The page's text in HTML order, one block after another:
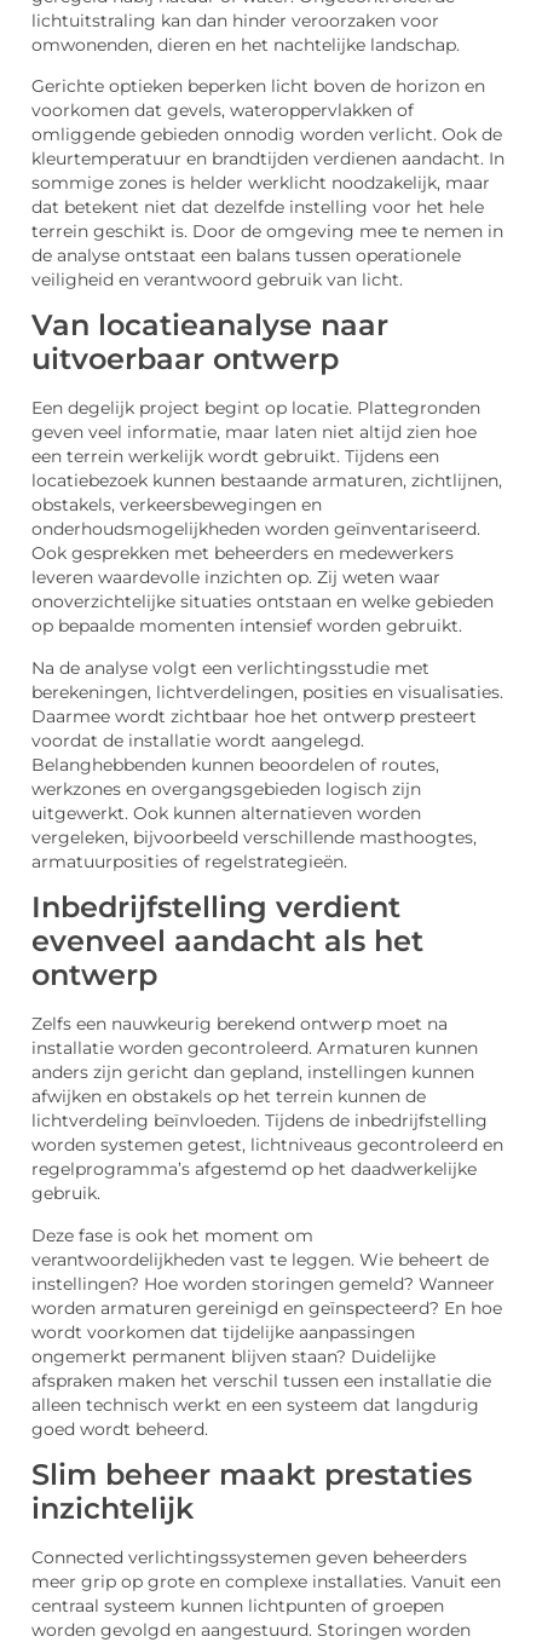
lichtuitstraling kan dan hinder veroorzaken voor
omwonenden, dieren en het nachtelijke landschap.
Gerichte optieken beperken licht boven de horizon en
voorkomen dat gevels, wateroppervlakken of
omliggende gebieden onnodig worden verlicht. Ook de
kleurtemperatuur en brandtijden verdienen aandacht. In
sommige zones is helder werklicht noodzakelijk, maar
dat betekent niet dat dezelfde instelling voor het hele
terrein geschikt is. Door de omgeving mee te nemen in
de analyse ontstaat een balans tussen operationele
veiligheid en verantwoord gebruik van licht.
Van locatieanalyse naar
uitvoerbaar ontwerp
Een degelijk project begint op locatie. Plattegronden
geven veel informatie, maar laten niet altijd zien hoe
een terrein werkelijk wordt gebruikt. Tijdens een
locatiebezoek kunnen bestaande armaturen, zichtlijnen,
obstakels, verkeersbewegingen en
onderhoudsmogelijkheden worden geïnventariseerd.
Ook gesprekken met beheerders en medewerkers
leveren waardevolle inzichten op. Zij weten waar
onoverzichtelijke situaties ontstaan en welke gebieden
op bepaalde momenten intensief worden gebruikt.
Na de analyse volgt een verlichtingsstudie met
berekeningen, lichtverdelingen, posities en visualisaties.
Daarmee wordt zichtbaar hoe het ontwerp presteert
voordat de installatie wordt aangelegd.
Belanghebbenden kunnen beoordelen of routes,
werkzones en overgangsgebieden logisch zijn
uitgewerkt. Ook kunnen alternatieven worden
vergeleken, bijvoorbeeld verschillende masthoogtes,
armatuurposities of regelstrategieën.
Inbedrijfstelling verdient
evenveel aandacht als het
ontwerp
Zelfs een nauwkeurig berekend ontwerp moet na
installatie worden gecontroleerd. Armaturen kunnen
anders zijn gericht dan gepland, instellingen kunnen
afwijken en obstakels op het terrein kunnen de
lichtverdeling beïnvloeden. Tijdens de inbedrijfstelling
worden systemen getest, lichtniveaus gecontroleerd en
regelprogramma’s afgestemd op het daadwerkelijke
gebruik.
Deze fase is ook het moment om
verantwoordelijkheden vast te leggen. Wie beheert de
instellingen? Hoe worden storingen gemeld? Wanneer
worden armaturen gereinigd en geïnspecteerd? En hoe
wordt voorkomen dat tijdelijke aanpassingen
ongemerkt permanent blijven staan? Duidelijke
afspraken maken het verschil tussen een installatie die
alleen technisch werkt en een systeem dat langdurig
goed wordt beheerd.
Slim beheer maakt prestaties
inzichtelijk
Connected verlichtingssystemen geven beheerders
meer grip op grote en complexe installaties. Vanuit een
centraal systeem kunnen lichtpunten of groepen
worden gevolgd en aangestuurd. Storingen worden